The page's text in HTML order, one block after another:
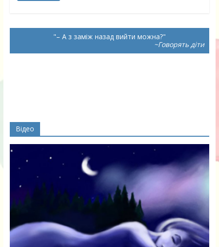
– А з заміж назад вийти можна?
~Говорять діти
Відео